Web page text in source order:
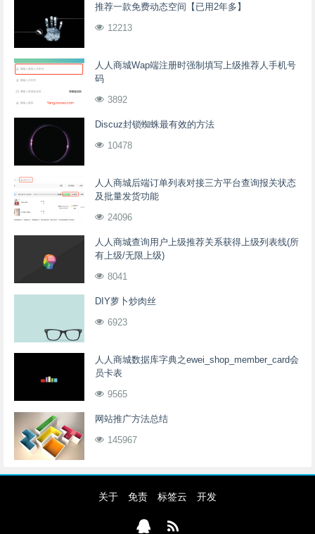
推荐一款免费动态空间【已用2年多】
12213
人人商城Wap端注册时强制填写上级推荐人手机号
码
3892
Discuz封锁蜘蛛最有效的方法
10478
人人商城后端订单列表对接三方平台查询报关状态
及批量发货功能
24096
人人商城查询用户上级推荐关系获得上级列表线(所
有上级/无限上级)
8041
DIY萝卜炒肉丝
6923
人人商城数据库字典之ewei_shop_member_card会
员卡表
9565
网站推广方法总结
145967
关于 免责 标签云 开发